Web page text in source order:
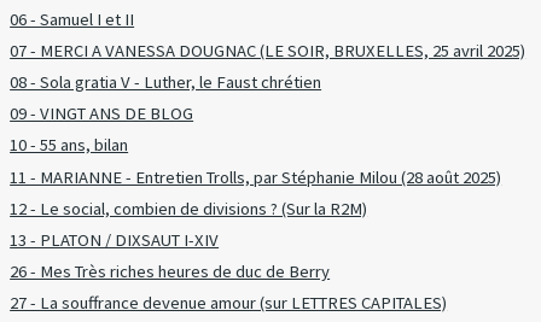
06 - Samuel I et II
07 - MERCI A VANESSA DOUGNAC (LE SOIR, BRUXELLES, 25 avril 2025)
08 - Sola gratia V - Luther, le Faust chrétien
09 - VINGT ANS DE BLOG
10 - 55 ans, bilan
11 - MARIANNE - Entretien Trolls, par Stéphanie Milou (28 août 2025)
12 - Le social, combien de divisions ? (Sur la R2M)
13 - PLATON / DIXSAUT I-XIV
26 - Mes Très riches heures de duc de Berry
27 - La souffrance devenue amour (sur LETTRES CAPITALES)